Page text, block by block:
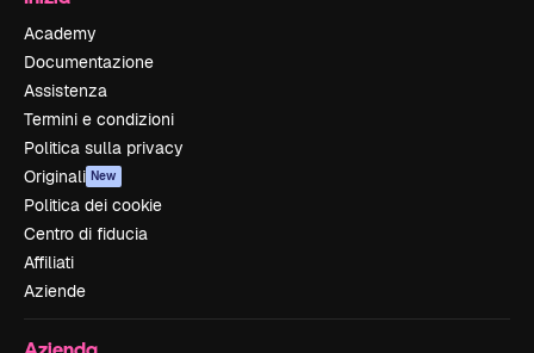
Academy
Documentazione
Assistenza
Termini e condizioni
Politica sulla privacy
Originali New
Politica dei cookie
Centro di fiducia
Affiliati
Aziende